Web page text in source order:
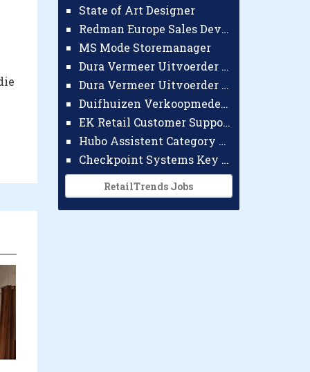
State of Art Designer
Redman Europe Sales Developer (Europe)
MS Mode Storemanager
Dura Vermeer Uitvoerder GWW Amsterdam
Dura Vermeer Uitvoerder Civiel Nijmegen
Duifhuizen Verkoopmedewerker Ridderkerk
EK Retail Customer Support Omnichannel
Hubo Assistent Category Manager
Checkpoint Systems Key Accountmanager Benelux
RetailTrends Jobs